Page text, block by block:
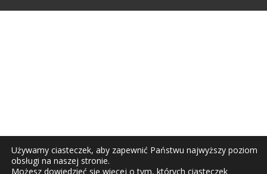
Używamy ciasteczek, aby zapewnić Państwu najwyższy poziom
obsługi na naszej stronie.
Możesz dowiedzieć się więcej o tym, których ciasteczek